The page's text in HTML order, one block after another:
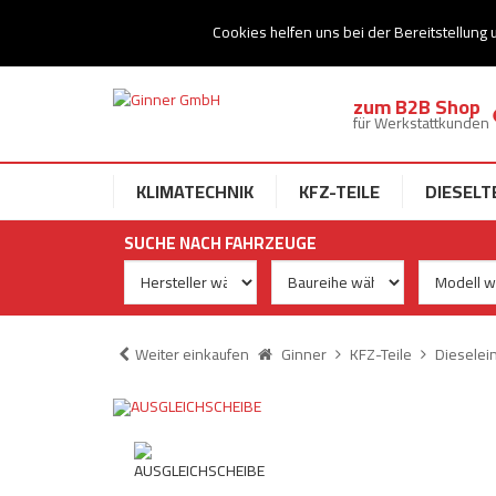
Cookies helfen uns bei der Bereitstellung
Ihr Speziallist für Dieseltechnik
zum B2B Shop
für Werkstattkunden
KLIMATECHNIK KFZ-TEILE
SUCHE NACH FAHRZEUGE
Weiter einkaufen Ginner KFZ-Teile